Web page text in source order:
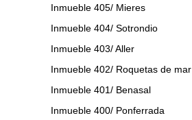
Inmueble 405/ Mieres
Inmueble 404/ Sotrondio
Inmueble 403/ Aller
Inmueble 402/ Roquetas de mar
Inmueble 401/ Benasal
Inmueble 400/ Ponferrada